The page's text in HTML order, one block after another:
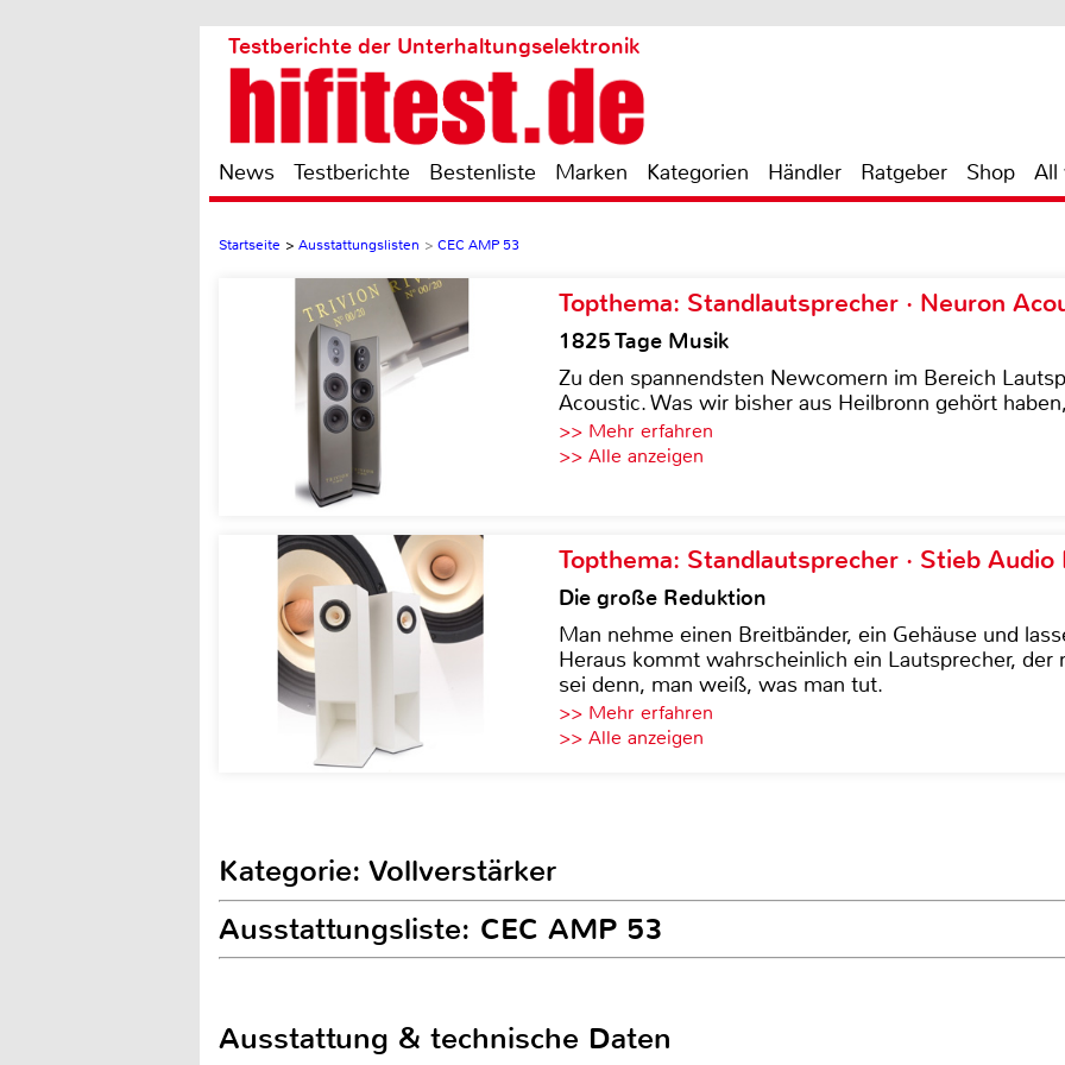
Testberichte der Unterhaltungselektronik
News Testberichte Bestenliste Marken Kategorien Händler Ratgeber Shop All
Startseite > Ausstattungslisten > CEC AMP 53
Topthema: Standlautsprecher · Neuron
1825 Tage Musik
Zu den spannendsten Newcomern im Bereich
Acoustic. Was wir bisher aus Heilbronn gehört
>> Mehr erfahren
>> Alle anzeigen
Topthema: Standlautsprecher · Stieb Audio
Die große Reduktion
Man nehme einen Breitbänder, ein Gehäuse und
Heraus kommt wahrscheinlich ein Lautsprecher,
sei denn, man weiß, was man tut.
>> Mehr erfahren
>> Alle anzeigen
Kategorie: Vollverstärker
Ausstattungsliste: CEC AMP 53
Ausstattung & technische Daten